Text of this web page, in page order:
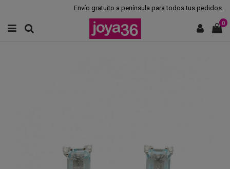
Envío gratuito a península para todos tus pedidos.
0